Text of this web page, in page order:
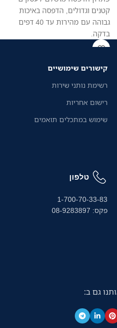
קטנים וגדולים, הדפסה באיכות
גבוהה עם מהירות עד 40 דפים
בדקה.
קישורים שימושיים
רשימת נותני שירות
רישום אחריות
שימוש במתכלים תואמים
טלפון
1-700-70-33-83
פקס: 08-9283897
גם ב: